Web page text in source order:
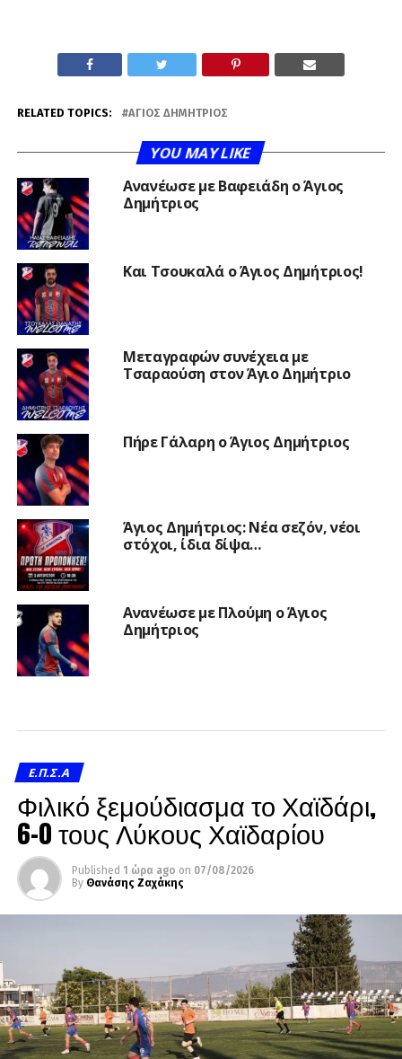
RELATED TOPICS: ΆΓΙΟΣ ΔΗΜΉΤΡΙΟΣ
YOU MAY LIKE
Ανανέωσε με Βαφειάδη ο Άγιος
Δημήτριος
Και Τσουκαλά ο Άγιος Δημήτριος!
Μεταγραφών συνέχεια με
Τσαραούση στον Άγιο Δημήτριο
Πήρε Γάλαρη ο Άγιος Δημήτριος
Άγιος Δημήτριος: Νέα σεζόν, νέοι
στόχοι, ίδια δίψα…
Ανανέωσε με Πλούμη ο Άγιος
Δημήτριος
Ε.Π.Σ.Α
Φιλικό ξεμούδιασμα το Χαϊδάρι,
6-0 τους Λύκους Χαϊδαρίου
Published 1 ώρα ago on 07/08/2026
By Θανάσης Ζαχάκης